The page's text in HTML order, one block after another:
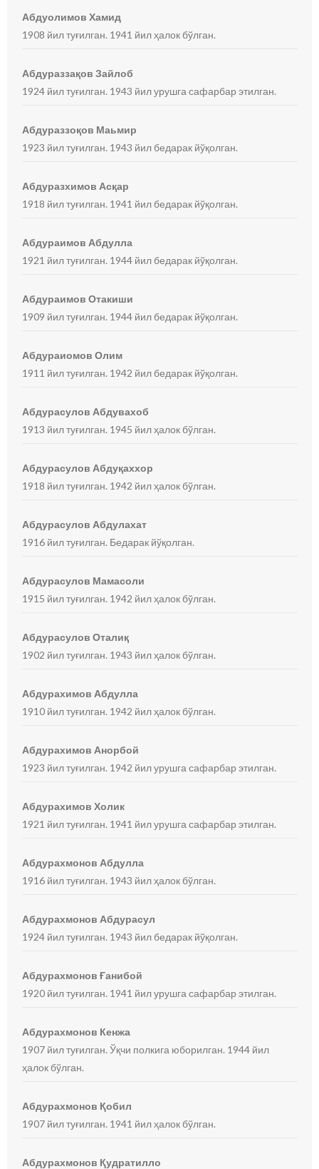
Абдуолимов Хамид
1908 йил туғилган. 1941 йил ҳалок бўлган.
Абдураззақов Зайлоб
1924 йил туғилган. 1943 йил урушга сафарбар этилган.
Абдураззоқов Маьмир
1923 йил туғилган. 1943 йил бедарак йўқолган.
Абдуразхимов Асқар
1918 йил туғилган. 1941 йил бедарак йўқолган.
Абдураимов Абдулла
1921 йил туғилган. 1944 йил бедарак йўқолган.
Абдураимов Отакиши
1909 йил туғилган. 1944 йил бедарак йўқолган.
Абдураиомов Олим
1911 йил туғилган. 1942 йил бедарак йўқолган.
Абдурасулов Абдувахоб
1913 йил туғилган. 1945 йил ҳалок бўлган.
Абдурасулов Абдуқаххор
1918 йил туғилган. 1942 йил ҳалок бўлган.
Абдурасулов Абдулахат
1916 йил туғилган. Бедарак йўқолган.
Абдурасулов Мамасоли
1915 йил туғилган. 1942 йил ҳалок бўлган.
Абдурасулов Оталиқ
1902 йил туғилган. 1943 йил ҳалок бўлган.
Абдурахимов Абдулла
1910 йил туғилган. 1942 йил ҳалок бўлган.
Абдурахимов Анорбой
1923 йил туғилган. 1942 йил урушга сафарбар этилган.
Абдурахимов Холик
1921 йил туғилган. 1941 йил урушга сафарбар этилган.
Абдурахмонов Абдулла
1916 йил туғилган. 1943 йил ҳалок бўлган.
Абдурахмонов Абдурасул
1924 йил туғилган. 1943 йил бедарак йўқолган.
Абдурахмонов Ғанибой
1920 йил туғилган. 1941 йил урушга сафарбар этилган.
Абдурахмонов Кенжа
1907 йил туғилган. Ўқчи полкига юборилган. 1944 йил
ҳалок бўлган.
Абдурахмонов Қобил
1907 йил туғилган. 1941 йил ҳалок бўлган.
Абдурахмонов Қудратилло